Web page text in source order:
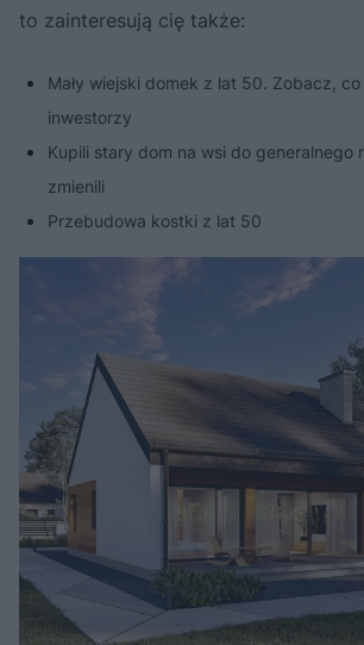
to zainteresują cię także:
Mały wiejski domek z lat 50. Zobacz,
inwestorzy
Kupili stary dom na wsi do generalnego
zmienili
Przebudowa kostki z lat 50